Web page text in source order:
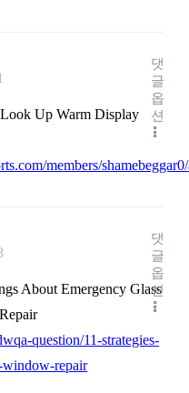
Up Warm Display
members/
댓
글
옵
션
About Emergency Glass
question/11-strategies-
repair
댓
글
옵
션